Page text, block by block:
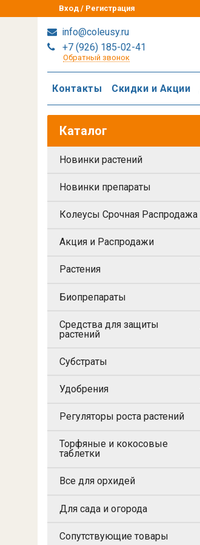
Вход / Регистрация
info@coleusy.ru
+7 (926) 185-02-41
Обратный звонок
Контакты Скидки и Акции
Каталог
Новинки растений
Новинки препараты
Колеусы Срочная Распродажа
Акция и Распродажи
Растения
Биопрепараты
Средства для защиты
растений
Субстраты
Удобрения
Регуляторы роста растений
Торфяные и кокосовые
таблетки
Все для орхидей
Для сада и огорода
Сопутствующие товары